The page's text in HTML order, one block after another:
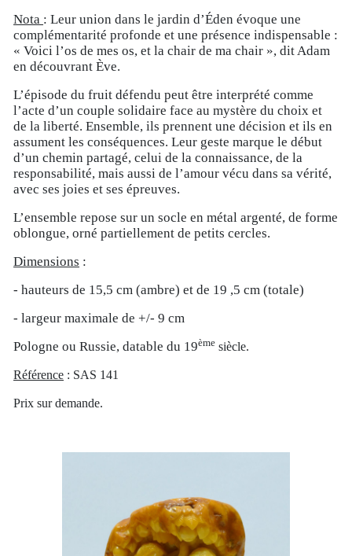
Nota : Leur union dans le jardin d’Éden évoque une
complémentarité profonde et une présence indispensable :
« Voici l’os de mes os, et la chair de ma chair », dit Adam
en découvrant Ève.
L’épisode du fruit défendu peut être interprété comme
l’acte d’un couple solidaire face au mystère du choix et
de la liberté. Ensemble, ils prennent une décision et ils en
assument les conséquences. Leur geste marque le début
d’un chemin partagé, celui de la connaissance, de la
responsabilité, mais aussi de l’amour vécu dans sa vérité,
avec ses joies et ses épreuves.
L’ensemble repose sur un socle en métal argenté, de forme
oblongue, orné partiellement de petits cercles.
Dimensions :
- hauteurs de 15,5 cm (ambre) et de 19 ,5 cm (totale)
- largeur maximale de +/- 9 cm
Pologne ou Russie, datable du 19ème siècle.
Référence : SAS 141
Prix sur demande.